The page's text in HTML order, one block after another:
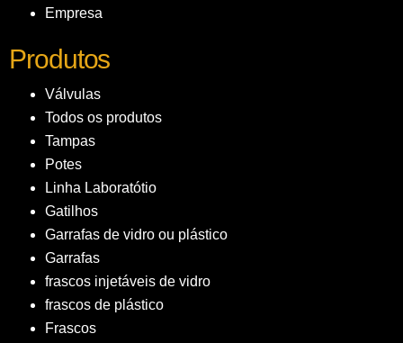
Empresa
Produtos
Válvulas
Todos os produtos
Tampas
Potes
Linha Laboratótio
Gatilhos
Garrafas de vidro ou plástico
Garrafas
frascos injetáveis de vidro
frascos de plástico
Frascos